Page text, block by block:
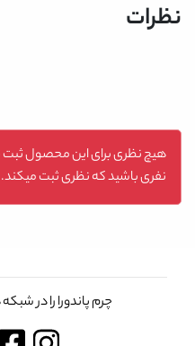
نظرات
هیچ نظری برای این محصول ثبت
نفری باشید که نظری ثبت میکند.
چرم پاندورا را در